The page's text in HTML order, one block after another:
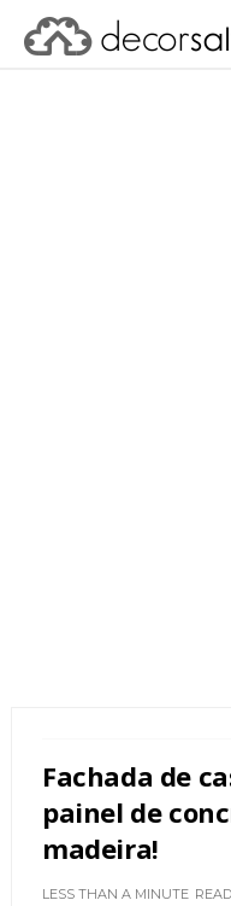
Fachada de
painel de
madeira!
LESS THAN A MINUTE READ